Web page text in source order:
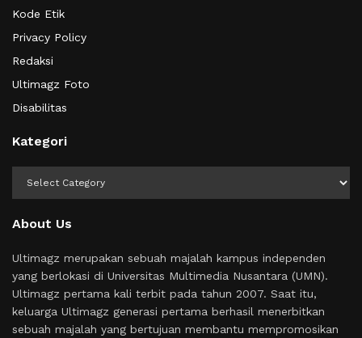
Kode Etik
Privacy Policy
Redaksi
Ultimagz Foto
Disabilitas
Kategori
About Us
Ultimagz merupakan sebuah majalah kampus independen
yang berlokasi di Universitas Multimedia Nusantara (UMN).
Ultimagz pertama kali terbit pada tahun 2007. Saat itu,
keluarga Ultimagz generasi pertama berhasil menerbitkan
sebuah majalah yang bertujuan membantu mempromosikan